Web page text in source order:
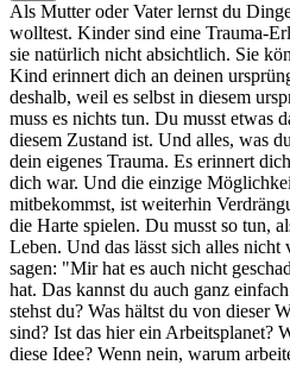
Als Mutter oder Vater lernst du
wolltest. Kinder sind eine Trauma-
sie natürlich nicht absichtlich. Sie
Kind erinnert dich an deinen
deshalb, weil es selbst in diesem
muss es nichts tun. Du musst etwas
diesem Zustand ist. Und alles, was
dein eigenes Trauma. Es erinnert
dich war. Und die einzige
mitbekommst, ist weiterhin
die Harte spielen. Du musst so tun,
Leben. Und das lässt sich alles nicht
sagen: "Mir hat es auch nicht
hat. Das kannst du auch ganz
stehst du? Was hältst du von dieser
sind? Ist das hier ein Arbeitsplanet?
diese Idee? Wenn nein, warum